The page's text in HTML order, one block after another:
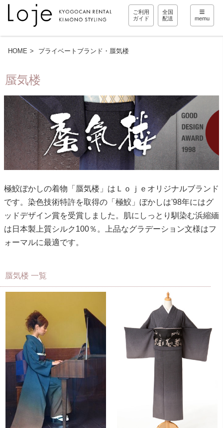
ご利用
ガイド
全国
配送
memu
HOME プライベートブランド・蜃気楼
蜃気楼
極鮫ぼかしの着物「蜃気楼」はＬｏｊｅオリジナルブランド
です。染色技術特許を取得の「極鮫」ぼかしは'98年にはグ
ッドデザイン賞を受賞しました。肌にしっとり馴染む浜縮緬
は日本製上質シルク100％。上品なグラデーション文様はフ
ォーマルに最適です。
蜃気楼 一覧